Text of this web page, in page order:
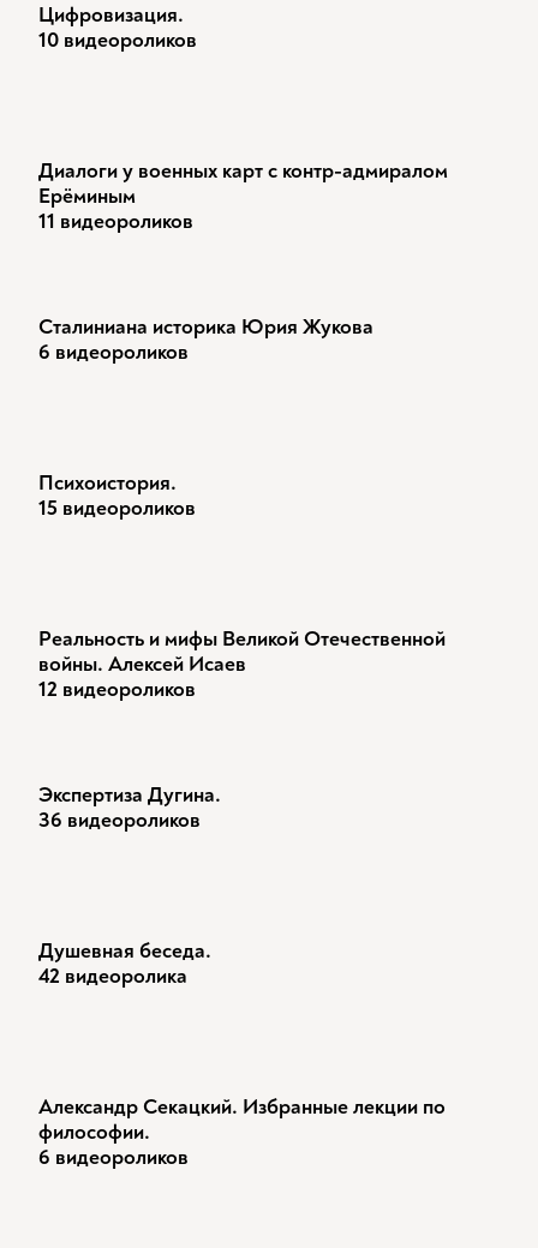
Цифровизация.
10 видеороликов
Диалоги у военных карт с контр-адмиралом
Ерёминым
11 видеороликов
Сталиниана историка Юрия Жукова
6 видеороликов
Психоистория.
15 видеороликов
Реальность и мифы Великой Отечественной
войны. Алексей Исаев
12 видеороликов
Экспертиза Дугина.
36 видеороликов
Душевная беседа.
42 видеоролика
Александр Секацкий. Избранные лекции по
философии.
6 видеороликов